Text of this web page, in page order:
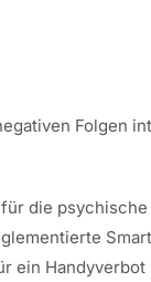
Folgen
die
ein